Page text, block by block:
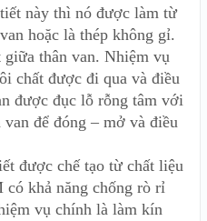
này thì nó được làm từ
hoặc là thép không gỉ.
thân van. Nhiệm vụ
chất được đi qua và điều
được đục lỗ rỗng tâm với
để đóng – mở và điều
được chế tạo từ chất liệu
có khả năng chống rò rỉ
vụ chính là làm kín